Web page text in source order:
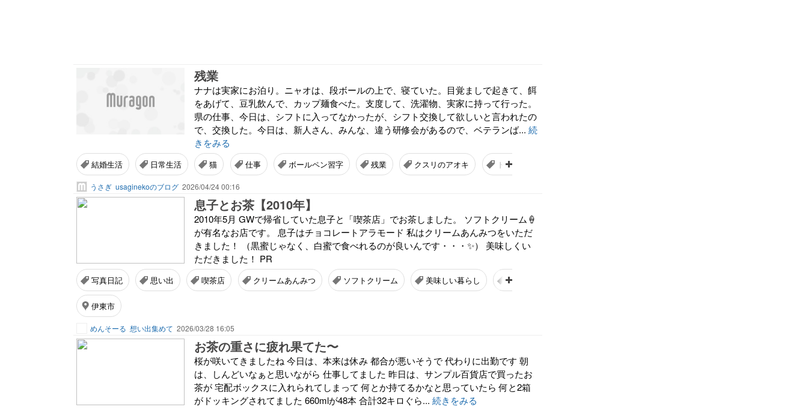
残業
ナナは実家にお泊り。ニャオは、段ボールの上で、寝ていた。目覚ましで起きて、餌
をあげて、豆乳飲んで、カップ麺食べた。支度して、洗濯物、実家に持って行った。
県の仕事、今日は、シフトに入ってなかったが、シフト交換して欲しいと言われたの
で、交換した。今日は、新人さん、みんな、違う研修会があるので、ベテランば... 続
きをみる
結婚生活 日常生活 猫 仕事 ボールペン習字 残業 クスリのアオキ ドラマ
うさぎ usaginekoのブログ 2026/04/24 00:16
息子とお茶【2010年】
2010年5月 GWで帰省していた息子と「喫茶店」でお茶しました。 ソフトクリーム🍦
が有名なお店です。 息子はチョコレートアラモード 私はクリームあんみつをいただ
きました！ （黒蜜じゃなく、白蜜で食べれるのが良いんです・・・✨） 美味しくい
ただきました！ PR
写真日記 思い出 喫茶店 クリームあんみつ ソフトクリーム 美味しい暮らし 息子
伊東市
めんそーる 想い出集めて 2026/03/28 16:05
お茶の重さに疲れ果てた〜
桜が咲いてきましたね 今日は、本来は休み 都合が悪いそうで 代わりに出勤です 朝
は、しんどいなぁと思いながら 仕事してました 昨日は、サンプル百貨店で買ったお
茶が 宅配ボックスに入れられてしまって 何とか持てるかなと思っていたら 何と2箱
がドッキングされてました 660mlが48本 合計32キロぐら... 続きをみる